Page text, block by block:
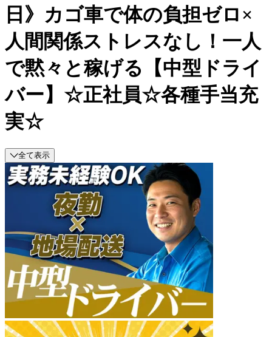
日》カゴ車で体の負担ゼロ×
人間関係ストレスなし！一人
で黙々と稼げる【中型ドライ
バー】☆正社員☆各種手当充
実☆
全て表示